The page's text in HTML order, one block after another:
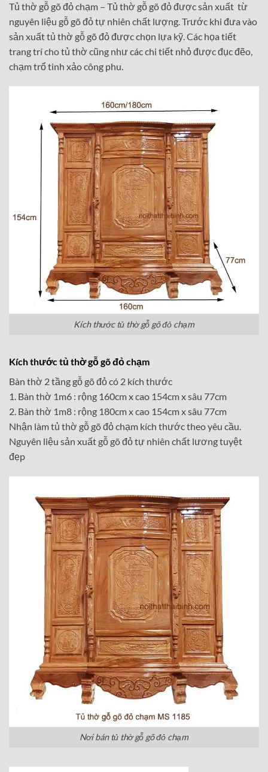
Tủ thờ gỗ gõ đỏ chạm – Tủ thờ gỗ gõ đỏ được sản xuất từ
nguyên liệu gỗ gõ đỏ tự nhiên chất lượng. Trước khi đưa vào
sản xuất tủ thờ gỗ gõ đỏ được chọn lựa kỹ. Các họa tiết
trang trí cho tủ thờ cũng như các chi tiết nhỏ được đục đẽo,
chạm trổ tinh xảo công phu.
Kích thước tủ thờ gỗ gõ đỏ chạm
Kích thước tủ thờ gỗ gõ đỏ chạm
Bàn thờ 2 tầng gỗ gõ đỏ có 2 kích thước
1. Bàn thờ 1m6 : rộng 160cm x cao 154cm x sâu 77cm
2. Bàn thờ 1m8 : rộng 180cm x cao 154cm x sâu 77cm
Nhận làm tủ thờ gỗ gõ đỏ chạm kích thước theo yêu cầu.
Nguyên liệu sản xuất gỗ gõ đỏ tự nhiên chất lương tuyệt
đẹp
Nơi bán tủ thờ gỗ gõ đỏ chạm